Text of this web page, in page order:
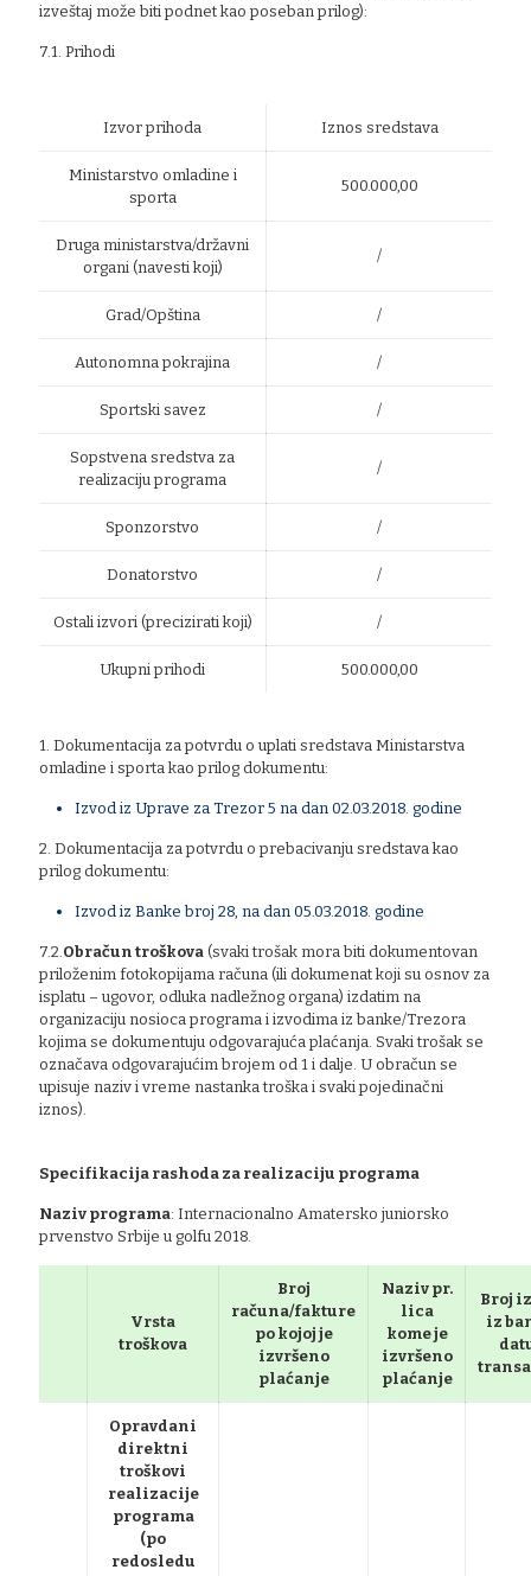
izveštaj može biti podnet kao poseban prilog):
7.1. Prihodi
Izvor prihoda Iznos sredstava
Ministarstvo omladine i
sporta
500.000,00
Druga ministarstva/državni
organi (navesti koji)
/
Grad/Opština /
Autonomna pokrajina /
Sportski savez /
Sopstvena sredstva za
realizaciju programa
/
Sponzorstvo /
Donatorstvo /
Ostali izvori (precizirati koji) /
Ukupni prihodi 500.000,00
1. Dokumentacija za potvrdu o uplati sredstava Ministarstva
omladine i sporta kao prilog dokumentu:
Izvod iz Uprave za Trezor 5 na dan 02.03.2018. godine
2. Dokumentacija za potvrdu o prebacivanju sredstava kao
prilog dokumentu:
Izvod iz Banke broj 28, na dan 05.03.2018. godine
7.2. Obračun troškova (svaki trošak mora biti dokumentovan
priloženim fotokopijama računa (ili dokumenat koji su osnov za
isplatu – ugovor, odluka nadležnog organa) izdatim na
organizaciju nosioca programa i izvodima iz banke/Trezora
kojima se dokumentuju odgovarajuća plaćanja. Svaki trošak se
označava odgovarajućim brojem od 1 i dalje. U obračun se
upisuje naziv i vreme nastanka troška i svaki pojedinačni
iznos).
Specifikacija rashoda za realizaciju programa
Naziv programa: Internacionalno Amatersko juniorsko
prvenstvo Srbije u golfu 2018.
Vrsta
troškova
Broj
računa/fakture
po kojoj je
izvršeno
plaćanje
Naziv pr.
lica
kome je
izvršeno
plaćanje
Broj
iz
Opravdani
direktni
troškovi
realizacije
programa
(po
redosledu